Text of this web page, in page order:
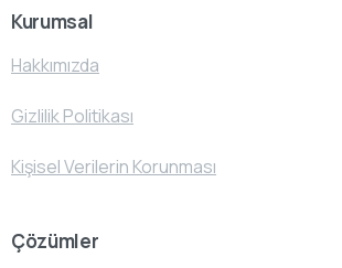
Kurumsal
Hakkımızda
Gizlilik Politikası
Kişisel Verilerin Korunması
Çözümler